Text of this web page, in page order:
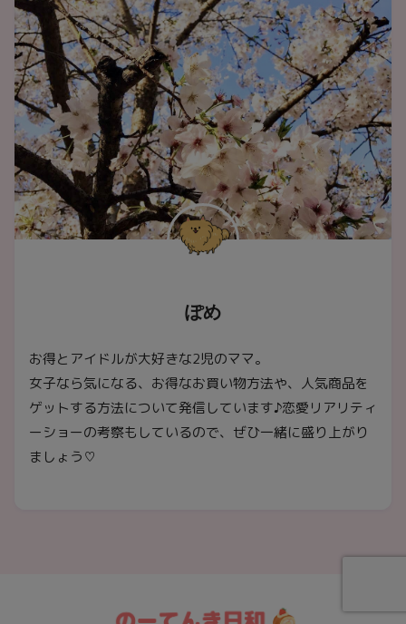
ぽめ
お得とアイドルが大好きな2児のママ。
女子なら気になる、お得なお買い物方法や、人気商品を
ゲットする方法について発信しています♪恋愛リアリティ
ーショーの考察もしているので、ぜひ一緒に盛り上がり
ましょう♡